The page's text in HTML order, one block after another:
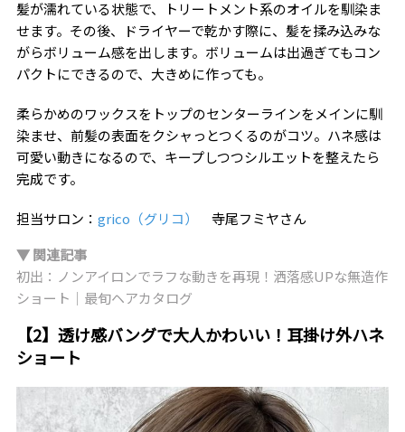
髪が濡れている状態で、トリートメント系のオイルを馴染ま
せます。その後、ドライヤーで乾かす際に、髪を揉み込みな
がらボリューム感を出します。ボリュームは出過ぎてもコン
パクトにできるので、大きめに作っても。
柔らかめのワックスをトップのセンターラインをメインに馴
染ませ、前髪の表面をクシャっとつくるのがコツ。ハネ感は
可愛い動きになるので、キープしつつシルエットを整えたら
完成です。
担当サロン： grico（グリコ）
寺尾フミヤさん
▼ 関連記事
初出：ノンアイロンでラフな動きを再現！洒落感UPな無造作
ショート｜最旬ヘアカタログ
【2】透け感バングで大人かわいい！耳掛け外ハネ
ショート